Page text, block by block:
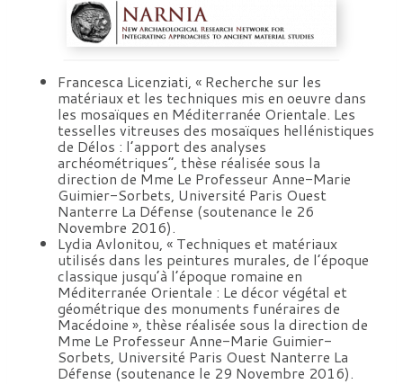
Francesca Licenziati, « Recherche sur les
matériaux et les techniques mis en oeuvre dans
les mosaïques en Méditerranée Orientale. Les
tesselles vitreuses des mosaïques hellénistiques
de Délos : l’apport des analyses
archéométriques”, thèse réalisée sous la
direction de Mme Le Professeur Anne-Marie
Guimier-Sorbets, Université Paris Ouest
Nanterre La Défense (soutenance le 26
Novembre 2016).
Lydia Avlonitou, « Techniques et matériaux
utilisés dans les peintures murales, de l’époque
classique jusqu’à l’époque romaine en
Méditerranée Orientale : Le décor végétal et
géométrique des monuments funéraires de
Macédoine », thèse réalisée sous la direction de
Mme Le Professeur Anne-Marie Guimier-
Sorbets, Université Paris Ouest Nanterre La
Défense (soutenance le 29 Novembre 2016).